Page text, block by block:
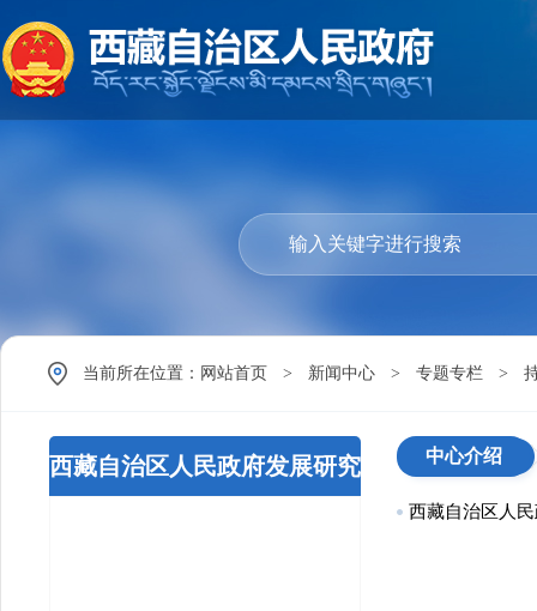
当前所在位置： 网站首页 > 新闻中心 > 专题专栏 >
西藏自治区人民政府发展研究 中心介绍
西藏自治区人